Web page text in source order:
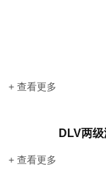
+ 查看更多
DLV两
+ 查看更多